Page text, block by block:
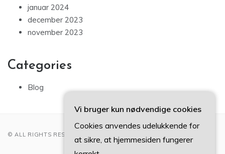
januar 2024
december 2023
november 2023
Categories
Blog
© ALL RIGHTS RESERVED 2022
Vi bruger kun nødvendige cookies
Cookies anvendes udelukkende for
at sikre, at hjemmesiden fungerer